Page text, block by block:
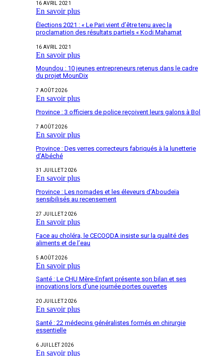
16 AVRIL 2021
En savoir plus
Élections 2021 : « Le Pari vient d’être tenu avec la
proclamation des résultats partiels « Kodi Mahamat
16 AVRIL 2021
En savoir plus
Moundou : 10 jeunes entrepreneurs retenus dans le cadre
du projet MounDix
7 AOÛT 2026
En savoir plus
Province : 3 officiers de police reçoivent leurs galons à Bol
7 AOÛT 2026
En savoir plus
Province : Des verres correcteurs fabriqués à la lunetterie
d’Abéché
31 JUILLET 2026
En savoir plus
Province : Les nomades et les éleveurs d’Aboudeïa
sensibilisés au recensement
27 JUILLET 2026
En savoir plus
Face au choléra, le CECOQDA insiste sur la qualité des
aliments et de l’eau
5 AOÛT 2026
En savoir plus
Santé : Le CHU Mère-Enfant présente son bilan et ses
innovations lors d’une journée portes ouvertes
20 JUILLET 2026
En savoir plus
Santé : 22 médecins généralistes formés en chirurgie
essentielle
6 JUILLET 2026
En savoir plus